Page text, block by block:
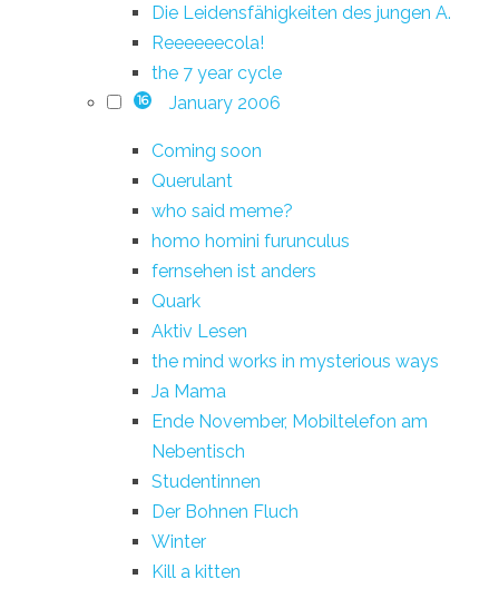
Die Leidensfähigkeiten des jungen A.
Reeeeeecola!
the 7 year cycle
16 January 2006
Coming soon
Querulant
who said meme?
homo homini furunculus
fernsehen ist anders
Quark
Aktiv Lesen
the mind works in mysterious ways
Ja Mama
Ende November, Mobiltelefon am
Nebentisch
Studentinnen
Der Bohnen Fluch
Winter
Kill a kitten